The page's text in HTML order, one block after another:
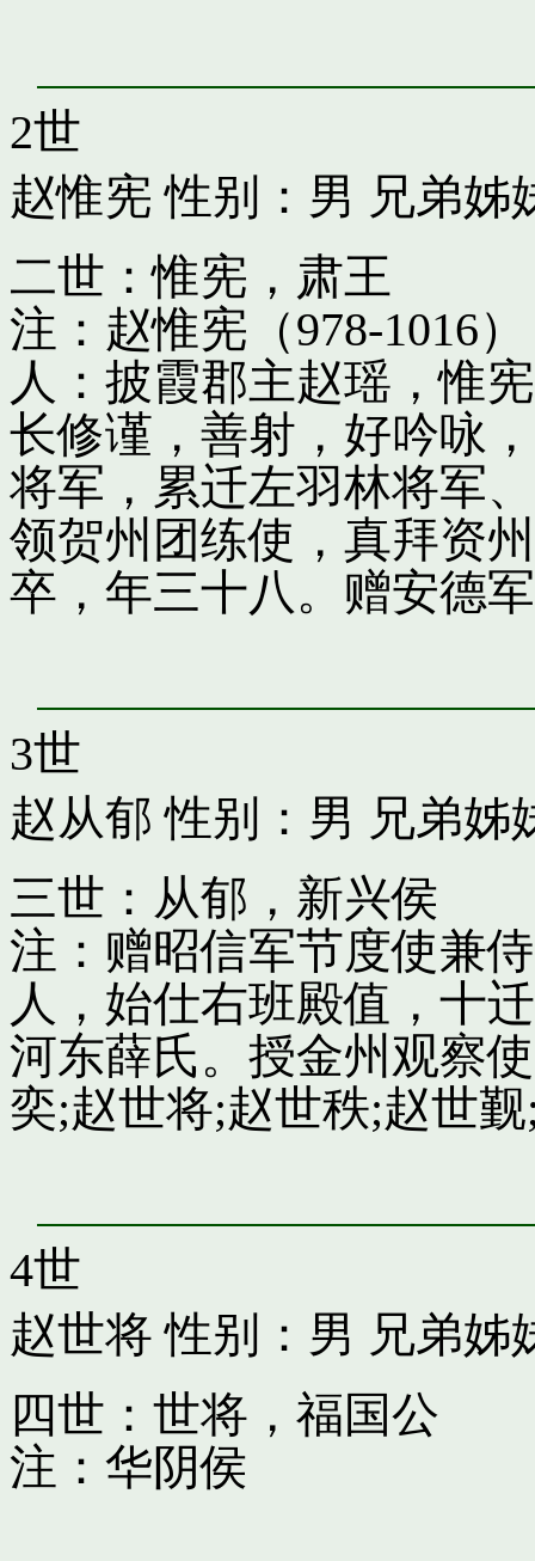
2世
赵惟宪 性别：男 兄弟姊
二世：惟宪，肃王
注：赵惟宪（978-1016
人：披霞郡主赵瑶，惟
长修谨，善射，好吟咏
将军，累迁左羽林将军
领贺州团练使，真拜资
卒，年三十八。赠安德
3世
赵从郁 性别：男 兄弟姊
三世：从郁，新兴侯
注：赠昭信军节度使兼
人，始仕右班殿值，十
河东薛氏。授金州观察
奕;赵世将;赵世秩;赵世
4世
赵世将 性别：男 兄弟姊
四世：世将，福国公
注：华阴侯